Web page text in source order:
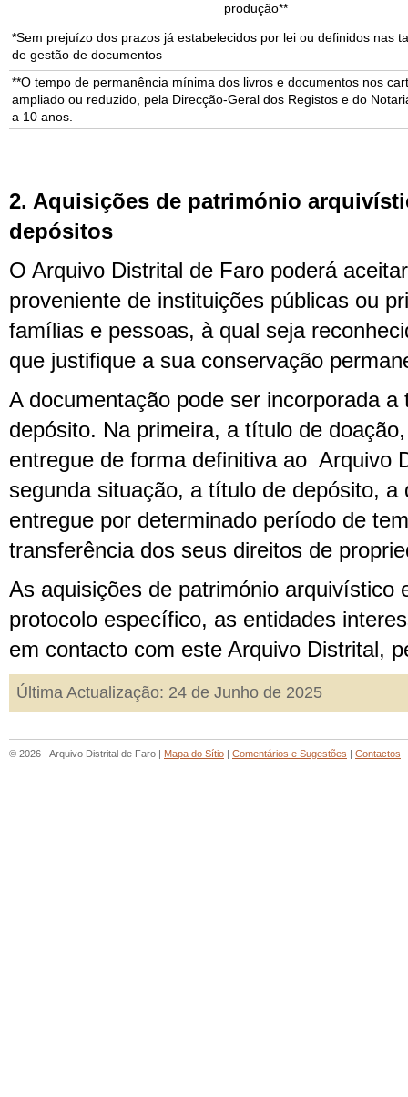
produção**
*Sem prejuízo dos prazos já estabelecidos por lei ou definidos nas
de gestão de documentos
**O tempo de permanência mínima dos livros e documentos nos
ampliado ou reduzido, pela Direcção-Geral dos Registos e do
a 10 anos.
2. Aquisições de património
depósitos
O Arquivo Distrital de Faro poderá
proveniente de instituições públicas ou
famílias e pessoas, à qual seja
que justifique a sua conservação
A documentação pode ser incorporada
depósito. Na primeira, a título de
entregue de forma definitiva ao Arquivo
segunda situação, a título de depósito, a
entregue por determinado período de
transferência dos seus direitos de
As aquisições de património arquivístico
protocolo específico, as entidades
em contacto com este Arquivo Distrital,
Última Actualização: 24 de Junho de 2025
© 2026 - Arquivo Distrital de Faro | Mapa do Sítio | Comentários e Sugestões | Contactos